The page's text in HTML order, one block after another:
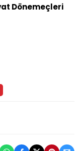
Dönemeçleri